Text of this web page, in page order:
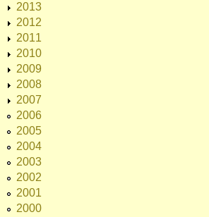
2013
2012
2011
2010
2009
2008
2007
2006
2005
2004
2003
2002
2001
2000